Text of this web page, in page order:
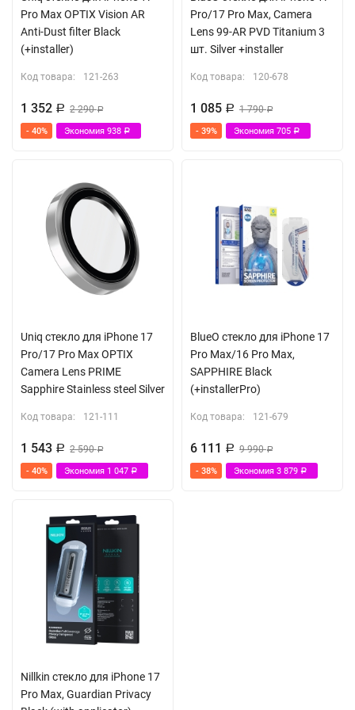
Pro Max OPTIX Vision AR
Anti-Dust filter Black
(+installer)
Код товара: 121-263
1 352 Р 2 290Р
- 40% Экономия 938 Р
Pro/17 Pro Max, Camera
Lens 99-AR PVD Titanium 3
шт. Silver +installer
Код товара: 120-678
1 085 Р 1 790Р
- 39% Экономия 705 Р
Uniq стекло для iPhone 17
Pro/17 Pro Max OPTIX
Camera Lens PRIME
Sapphire Stainless steel Silver
Код товара: 121-111
1 543 Р 2 590Р
- 40% Экономия 1 047 Р
BlueO стекло для iPhone 17
Pro Max/16 Pro Max,
SAPPHIRE Black
(+installerPro)
Код товара: 121-679
6 111 Р 9 990Р
- 38% Экономия 3 879 Р
Nillkin стекло для iPhone 17
Pro Max, Guardian Privacy